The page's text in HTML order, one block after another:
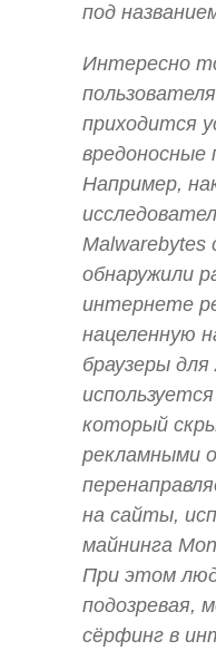
под
Интересно
приходится
вредоносные
Например,
обнаружили
интернете
нацеленную
браузеры
который
рекламными
на сайты,
майнинга
При этом
подозревая,
сёрфинг в